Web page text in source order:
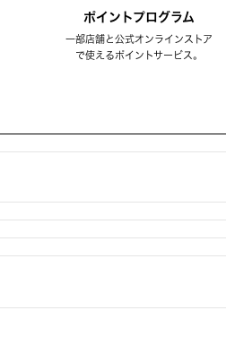
ポイントプログラム
一部店舗と公式オンラインストア
で使えるポイントサービス。